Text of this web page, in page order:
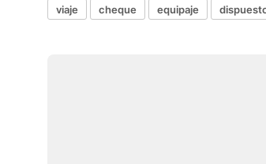
viaje cheque equipaje